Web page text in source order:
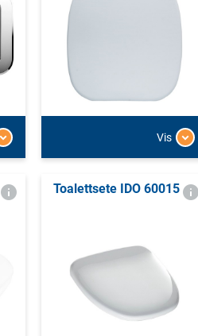
Vis
Toalettsete IDO 60015